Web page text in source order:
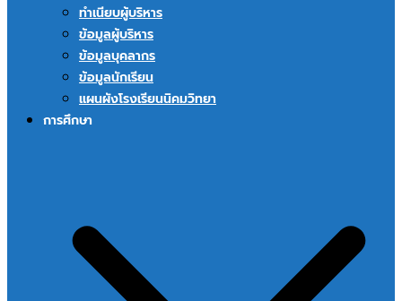
ทำเนียบผู้บริหาร
ข้อมูลผู้บริหาร
ข้อมูลบุคลากร
ข้อมูลนักเรียน
แผนผังโรงเรียนนิคมวิทยา
การศึกษา